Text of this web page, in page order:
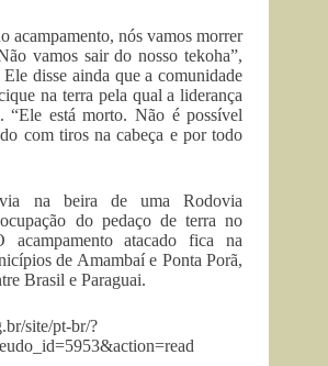
acampamento, nós vamos morrer
vamos sair do nosso tekoha”,
disse ainda que a comunidade
na terra pela qual a liderança
“Ele está morto. Não é possível
com tiros na cabeça e por todo
na beira de uma Rodovia
do pedaço de terra no
acampamento atacado fica na
de Amambaí e Ponta Porã,
Brasil e Paraguai.
site/pt-br/?